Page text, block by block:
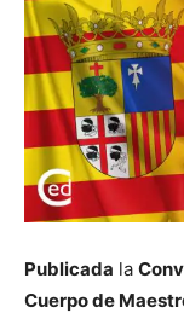
Publicada la
Cuerpo de